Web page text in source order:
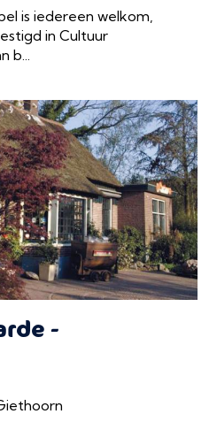
is iedereen welkom,
in Cultuur
b...
-